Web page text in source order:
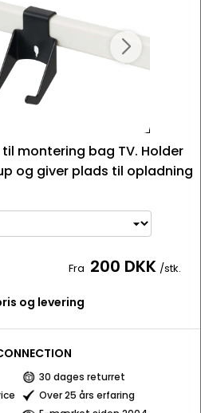
montering bag TV. Holder
og giver plads til opladning
Fra 200 DKK /stk.
og levering
30 dages returret
Over 25 års erfaring